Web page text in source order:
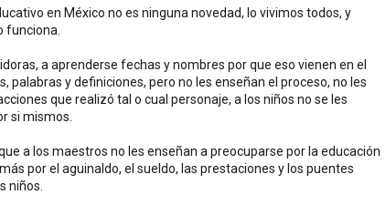
en México no es ninguna novedad, lo vivimos todos, y
funciona.
a aprenderse fechas y nombres por que eso vienen en el
palabras y definiciones, pero no les enseñan el proceso, no les
que realizó tal o cual personaje, a los niños no se les
si mismos.
a los maestros no les enseñan a preocuparse por la educación
por el aguinaldo, el sueldo, las prestaciones y los puentes
niños.